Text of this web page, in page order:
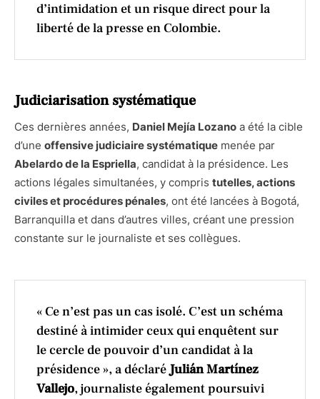
d’intimidation et un risque direct pour la
liberté de la presse en Colombie.
Judiciarisation systématique
Ces dernières années, Daniel Mejía Lozano a été la cible
d’une offensive judiciaire systématique menée par
Abelardo de la Espriella, candidat à la présidence. Les
actions légales simultanées, y compris tutelles, actions
civiles et procédures pénales, ont été lancées à Bogotá,
Barranquilla et dans d’autres villes, créant une pression
constante sur le journaliste et ses collègues.
« Ce n’est pas un cas isolé. C’est un schéma
destiné à intimider ceux qui enquêtent sur
le cercle de pouvoir d’un candidat à la
présidence », a déclaréJulián Martínez
Vallejo, journaliste également poursuivi